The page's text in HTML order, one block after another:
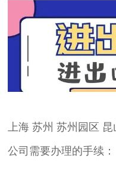
上海 苏州 苏州园区
公司需要办理的手续：